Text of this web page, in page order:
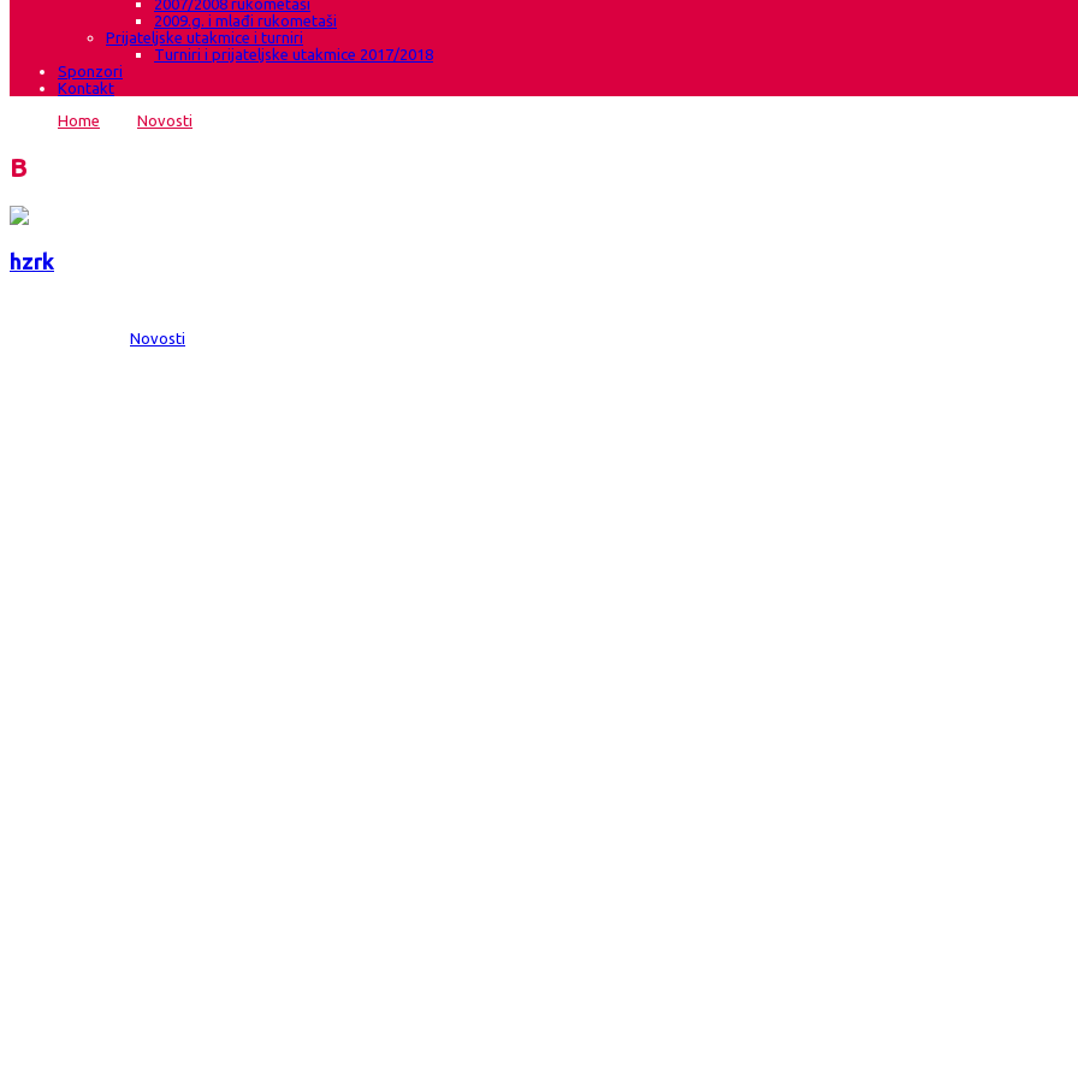
2007/2008 rukometaši
2009.g. i mlađi rukometaši
Prijateljske utakmice i turniri
Turniri i prijateljske utakmice 2017/2018
Sponzori
Kontakt
Home
Novosti
hzrk
Novosti